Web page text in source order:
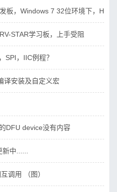
发板，Windows 7 32位环境下，
STAR学习板，上手受阻
SPI，IIC例程？
译安装及自定义宏
DFU device没有内容
中......
调用 （图）